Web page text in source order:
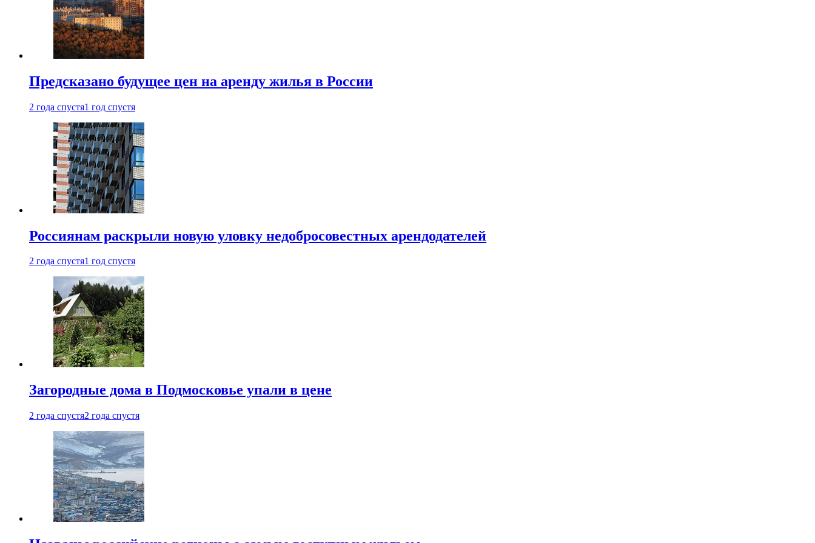
Предсказано будущее цен на аренду жилья в России
2 года спустя1 год спустя
Россиянам раскрыли новую уловку недобросовестных арендодателей
2 года спустя1 год спустя
Загородные дома в Подмосковье упали в цене
2 года спустя2 года спустя